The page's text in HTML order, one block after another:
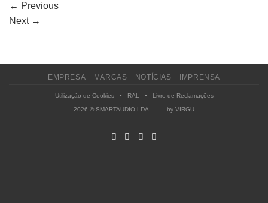
← Previous
Next →
EMPRESA MARCAS NOTÍCIAS IMPRENSA
Utilização de Cookies• RAL • Livro de Reclamações
2026 © SMARTAUDIO LDA by VIRGU